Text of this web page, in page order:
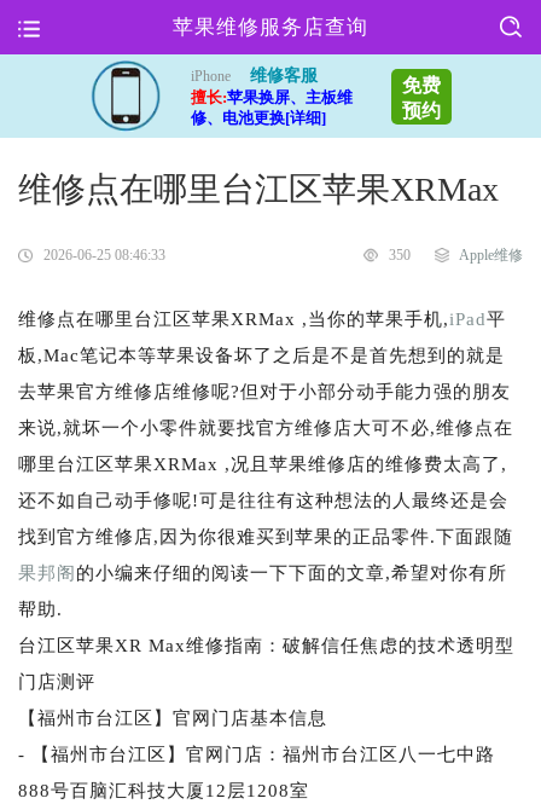
苹果维修服务店查询
iPhone
维修客服
擅长:苹果换屏、主板维
修、电池更换[详细]
免费
预约
维修点在哪里台江区苹果XRMax
2026-06-25 08:46:33 350 Apple维修
维修点在哪里台江区苹果XRMax ,当你的苹果手机,iPad平
板,Mac笔记本等苹果设备坏了之后是不是首先想到的就是
去苹果官方维修店维修呢?但对于小部分动手能力强的朋友
来说,就坏一个小零件就要找官方维修店大可不必,维修点在
哪里台江区苹果XRMax ,况且苹果维修店的维修费太高了,
还不如自己动手修呢!可是往往有这种想法的人最终还是会
找到官方维修店,因为你很难买到苹果的正品零件.下面跟随
果邦阁的小编来仔细的阅读一下下面的文章,希望对你有所
帮助.
台江区苹果XR Max维修指南：破解信任焦虑的技术透明型
门店测评
【福州市台江区】官网门店基本信息
- 【福州市台江区】官网门店：福州市台江区八一七中路
888号百脑汇科技大厦12层1208室